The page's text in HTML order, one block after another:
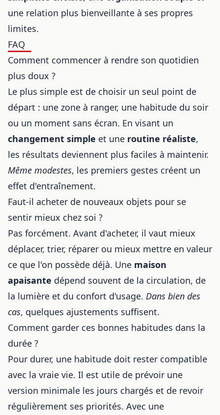
une relation plus bienveillante à ses propres
limites.
FAQ
Comment commencer à rendre son quotidien
plus doux ?
Le plus simple est de choisir un seul point de
départ : une zone à ranger, une habitude du soir
ou un moment sans écran. En visant un
changement simple et une routine réaliste,
les résultats deviennent plus faciles à maintenir.
Même modestes, les premiers gestes créent un
effet d'entraînement.
Faut-il acheter de nouveaux objets pour se
sentir mieux chez soi ?
Pas forcément. Avant d'acheter, il vaut mieux
déplacer, trier, réparer ou mieux mettre en valeur
ce que l'on possède déjà. Une maison
apaisante dépend souvent de la circulation, de
la lumière et du confort d'usage. Dans bien des
cas, quelques ajustements suffisent.
Comment garder ces bonnes habitudes dans la
durée ?
Pour durer, une habitude doit rester compatible
avec la vraie vie. Il est utile de prévoir une
version minimale les jours chargés et de revoir
régulièrement ses priorités. Avec une